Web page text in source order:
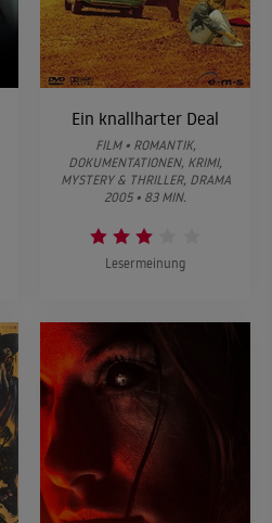
Ein knallharter Deal
FILM • ROMANTIK,
DOKUMENTATIONEN, KRIMI,
MYSTERY & THRILLER, DRAMA
2005 • 83 MIN.
Lesermeinung